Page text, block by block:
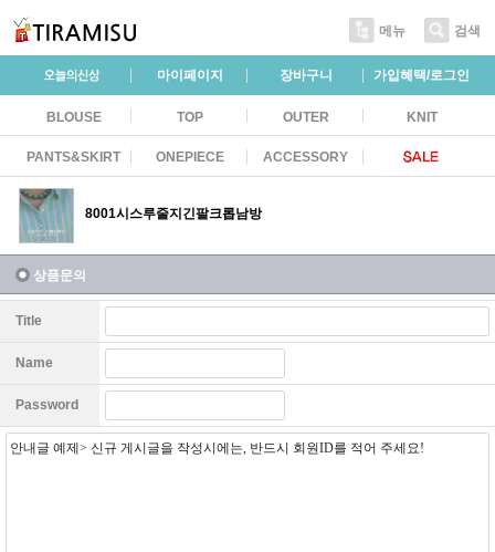
메뉴 검색
마이페이지 장바구니 가입혜택/로그인
BLOUSE TOP OUTER KNIT
PANTS&SKIRT ONEPIECE ACCESSORY
8001시스루줄지긴팔크롭남방
상품문의
Title
Name
Password